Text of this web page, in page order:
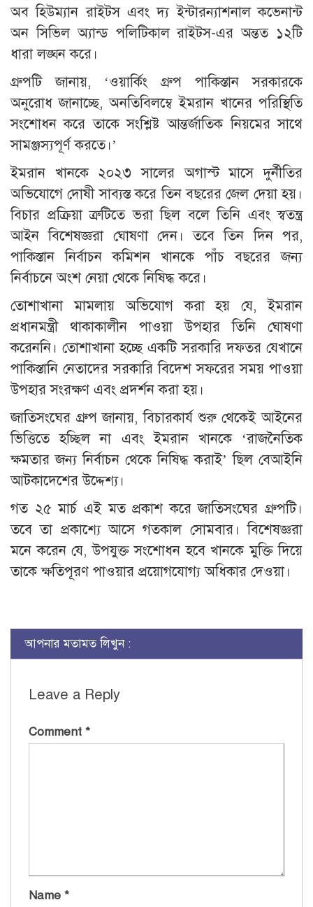
অব হিউম্যান রাইটস এবং দ্য ইন্টারন্যাশনাল কভেনান্ট
অন সিভিল অ্যান্ড পলিটিকাল রাইটস-এর অন্তত ১২টি
ধারা লঙ্ঘন করে।
গ্রুপটি জানায়, ‘ওয়ার্কিং গ্রুপ পাকিস্তান সরকারকে
অনুরোধ জানাচ্ছে, অনতিবিলম্বে ইমরান খানের পরিস্থিতি
সংশোধন করে তাকে সংশ্লিষ্ট আন্তর্জাতিক নিয়মের সাথে
সামঞ্জস্যপূর্ণ করতে।’
ইমরান খানকে ২০২৩ সালের অগাস্ট মাসে দুর্নীতির
অভিযোগে দোষী সাব্যস্ত করে তিন বছরের জেল দেয়া হয়।
বিচার প্রক্রিয়া ত্রুটিতে ভরা ছিল বলে তিনি এবং স্বতন্ত্র
আইন বিশেষজ্ঞরা ঘোষণা দেন। তবে তিন দিন পর,
পাকিস্তান নির্বাচন কমিশন খানকে পাঁচ বছরের জন্য
নির্বাচনে অংশ নেয়া থেকে নিষিদ্ধ করে।
তোশাখানা মামলায় অভিযোগ করা হয় যে, ইমরান
প্রধানমন্ত্রী থাকাকালীন পাওয়া উপহার তিনি ঘোষণা
করেননি। তোশাখানা হচ্ছে একটি সরকারি দফতর যেখানে
পাকিস্তানি নেতাদের সরকারি বিদেশ সফরের সময় পাওয়া
উপহার সংরক্ষণ এবং প্রদর্শন করা হয়।
জাতিসংঘের গ্রুপ জানায়, বিচারকার্য শুরু থেকেই আইনের
ভিত্তিতে হচ্ছিল না এবং ইমরান খানকে ‘রাজনৈতিক
ক্ষমতার জন্য নির্বাচন থেকে নিষিদ্ধ করাই’ ছিল বেআইনি
আটকাদেশের উদ্দেশ্য।
গত ২৫ মার্চ এই মত প্রকাশ করে জাতিসংঘের গ্রুপটি।
তবে তা প্রকাশ্যে আসে গতকাল সোমবার। বিশেষজ্ঞরা
মনে করেন যে, উপযুক্ত সংশোধন হবে খানকে মুক্তি দিয়ে
তাকে ক্ষতিপূরণ পাওয়ার প্রয়োগযোগ্য অধিকার দেওয়া।
আপনার মতামত লিখুন :
Leave a Reply
Comment *
Name *